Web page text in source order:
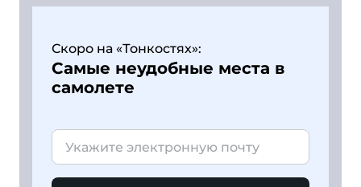
Скоро на «Тонкостях»:
Самые неудобные места в
самолете